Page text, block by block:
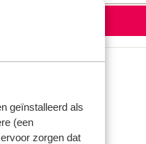
geïnstalleerd als
(een
zorgen dat